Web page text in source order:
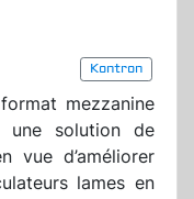
Kontron
mezzanine
une solution de
vue d’améliorer
lames en